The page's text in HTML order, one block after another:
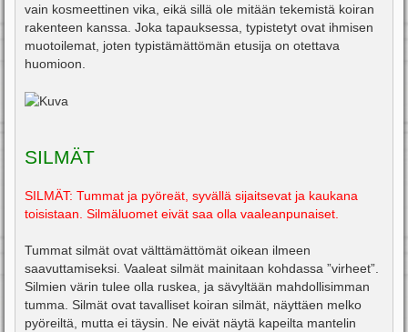
vain kosmeettinen vika, eikä sillä ole mitään tekemistä koiran
rakenteen kanssa. Joka tapauksessa, typistetyt ovat ihmisen
muotoilemat, joten typistämättömän etusija on otettava
huomioon.
SILMÄT
SILMÄT: Tummat ja pyöreät, syvällä sijaitsevat ja kaukana
toisistaan. Silmäluomet eivät saa olla vaaleanpunaiset.
Tummat silmät ovat välttämättömät oikean ilmeen
saavuttamiseksi. Vaaleat silmät mainitaan kohdassa ”virheet”.
Silmien värin tulee olla ruskea, ja sävyltään mahdollisimman
tumma. Silmät ovat tavalliset koiran silmät, näyttäen melko
pyöreiltä, mutta ei täysin. Ne eivät näytä kapeilta mantelin